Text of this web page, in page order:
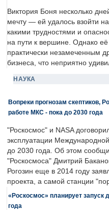
Виктория Боня несколько
мечту — ей удалось взойти
какими трудностями и
на пути к вершине. Однако её
практически незамеченным
бизнеса, что неприятно
НАУКА
Вопреки прогнозам скептиков,
работе МКС - пока до 2030 года
"Роскосмос" и NASA
эксплуатации
до 2030 года. Об этом
"Роскосмоса" Дмитрий
Рогозин еще в 2014 году
проекта, а самой станции
«Роскосмос» планирует запуск
года